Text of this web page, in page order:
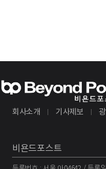
회사소개 기사제보
비욘드포스트